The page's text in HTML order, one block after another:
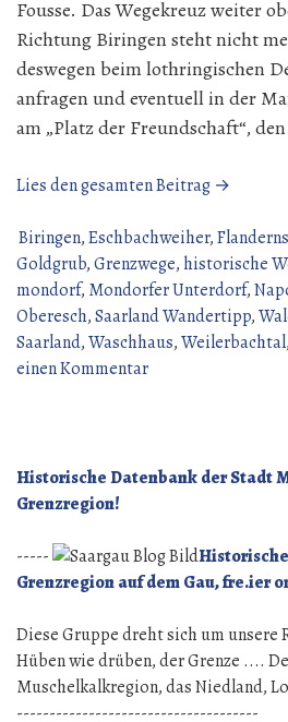
Fousse. Das Wegekreuz weiter
Richtung Biringen steht nicht
deswegen beim lothringischen
anfragen und eventuell in der
am „Platz der Freundschaft“,
Lies den gesamten Beitrag →
den
Gau
(14
Juni
2026)“
Biringen,Eschbachweiher,
Goldgrub,Grenzwege, historische
mondorf, Mondorfer Unterdorf,
Oberesch,Saarland Wandertipp,
Saarland,Waschhaus,Weilerbachtal,
einen Kommentarzu
Gau
2026)
Historische Datenbank der Stadt
Grenzregion!
-----
Grenzregion auf dem Gau, fre.ier
Diese Gruppe dreht sich um unsere
Hüben wie drüben, der Grenze ....
Muschelkalkregion, das Niedland,
-------------------------------------